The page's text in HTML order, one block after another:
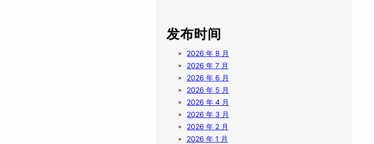
发布时间
2026 年 8 月
2026 年 7 月
2026 年 6 月
2026 年 5 月
2026 年 4 月
2026 年 3 月
2026 年 2 月
2026 年 1 月